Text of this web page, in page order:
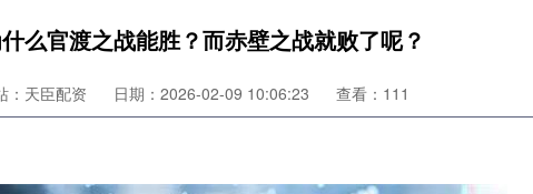
么官渡之战能胜？而赤壁之战就败了呢？
：天臣配资 日期：2026-02-09 10:06:23 查看：111